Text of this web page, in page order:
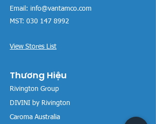
Email: info@vantamco.com
MST: 030 147 8992
View Stores List
Thương Hiệu
Rivington Group
DIVINI by Rivington
Caroma Australia